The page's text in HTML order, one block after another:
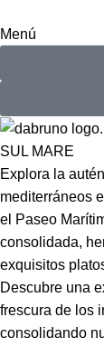
Menú
SUL MARE
Explora la
mediterráneos
el Paseo
consolidada,
exquisitos
Descubre una
frescura de los
consolidando